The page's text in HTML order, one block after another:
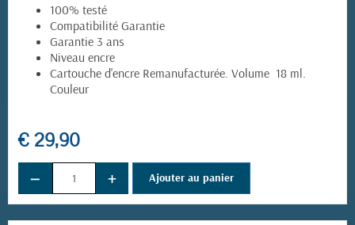
100% testé
Compatibilité Garantie
Garantie 3 ans
Niveau encre
Cartouche d'encre Remanufacturée. Volume 18 ml.
Couleur
€ 29,90
− + Ajouter au panier